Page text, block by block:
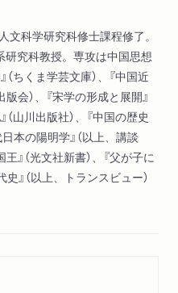
科学研究科修士課程修了。
究科教授。専攻は中国思想
ちくま学芸文庫）、『中国近
会）、『宋学の形成と展開』
（山川出版社）、『中国の歴史
本の陽明学』（以上、講談
』（光文社新書）、『父が子に
』（以上、トランスビュー）